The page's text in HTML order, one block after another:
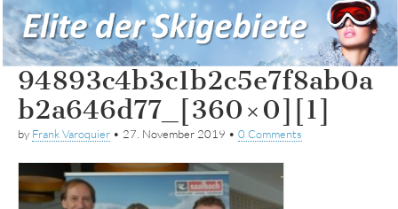
94893c4b3c1b2c5e7f8ab0a
b2a646d77_[360×0][1]
by Frank Varoquier • 27. November 2019 • 0 Comments